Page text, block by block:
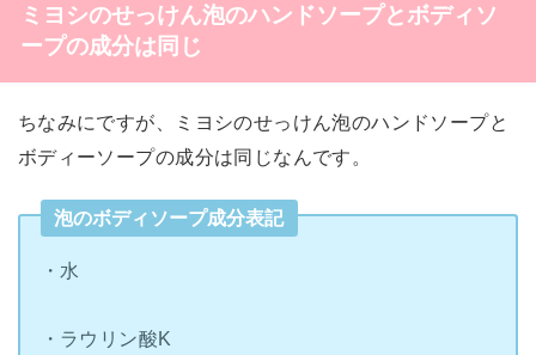
ミヨシのせっけん泡のハンドソープとボディソ
ープの成分は同じ
ちなみにですが、ミヨシのせっけん泡のハンドソープと
ボディーソープの成分は同じなんです。
泡のボディソープ成分表記
・水
・ラウリン酸K